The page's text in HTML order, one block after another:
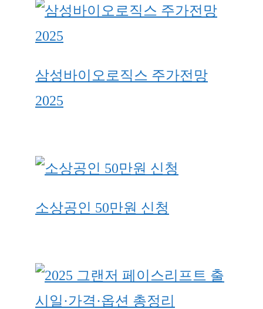
삼성바이오로직스 주가전망
2025
소상공인 50만원 신청